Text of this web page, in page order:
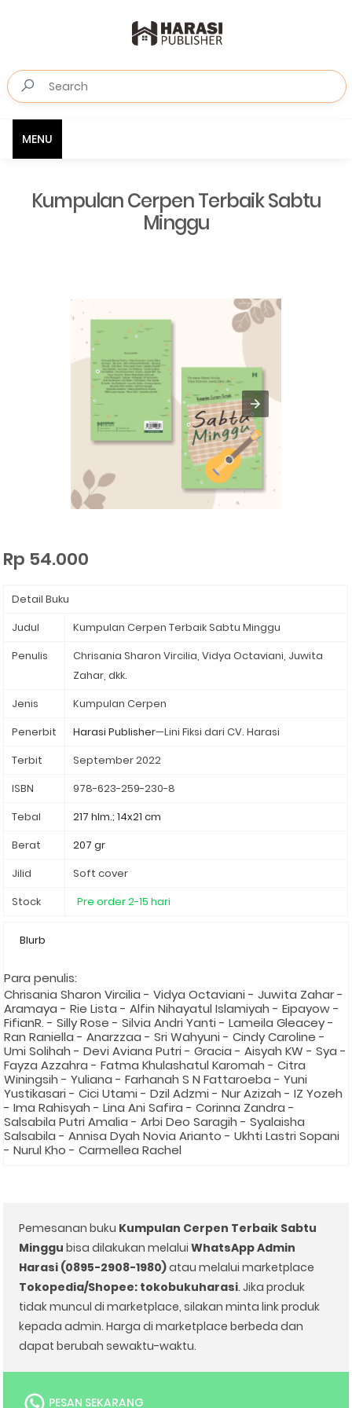
MENU
Kumpulan Cerpen Terbaik Sabtu
Minggu
Rp 54.000
Detail Buku
Judul
Kumpulan Cerpen Terbaik Sabtu Minggu
Penulis
Chrisania Sharon Vircilia, Vidya Octaviani, Juwita
Zahar, dkk.
Jenis
Kumpulan Cerpen
Penerbit
Harasi Publisher—Lini Fiksi dari CV. Harasi
Terbit
September 2022
ISBN
978-623-259-230-8
Tebal
217 hlm.; 14x21 cm
Berat
207 gr
Jilid
Soft cover
Stock
Pre order 2-15 hari
Blurb
Para penulis:
Chrisania Sharon Vircilia - Vidya Octaviani - Juwita Zahar -
Aramaya - Rie Lista - Alfin Nihayatul Islamiyah - Eipayow -
FifianR. - Silly Rose - Silvia Andri Yanti - Lameila Gleacey -
Ran Raniella - Anarzzaa - Sri Wahyuni - Cindy Caroline -
Umi Solihah - Devi Aviana Putri - Gracia - Aisyah KW - Sya -
Fayza Azzahra - Fatma Khulashatul Karomah - Citra
Winingsih - Yuliana - Farhanah S N Fattaroeba - Yuni
Yustikasari - Cici Utami - Dzil Adzmi - Nur Azizah - IZ Yozeh
- Ima Rahisyah - Lina Ani Safira - Corinna Zandra -
Salsabila Putri Amalia - Arbi Deo Saragih - Syalaisha
Salsabila - Annisa Dyah Novia Arianto - Ukhti Lastri Sopani
- Nurul Kho - Carmellea Rachel
Pemesanan buku Kumpulan Cerpen Terbaik Sabtu
Minggu bisa dilakukan melaluiWhatsApp Admin
Harasi (0895-2908-1980)atau melalui marketplace
Tokopedia/Shopee: tokobukuharasi. Jika produk
tidak muncul di marketplace, silakan minta link produk
kepada admin. Harga di marketplace berbeda dan
dapat berubah sewaktu-waktu.
PESAN SEKARANG